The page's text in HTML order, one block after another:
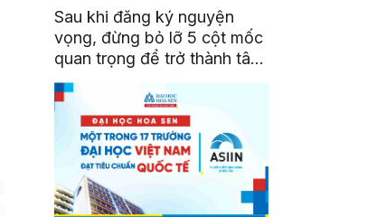
Sau khi đăng ký nguyện
vọng, đừng bỏ lỡ 5 cột mốc
quan trọng để trở thành tân
sinh viên HSU